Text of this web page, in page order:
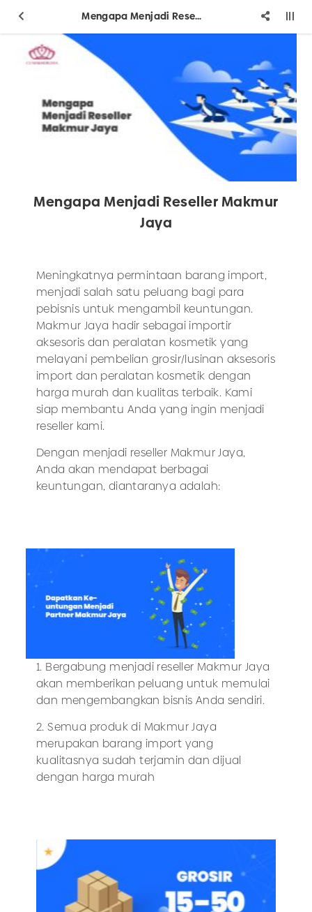
Mengapa Menjadi Reseller Makmur Jaya
Mengapa Menjadi Reseller Makmur
Jaya
Meningkatnya permintaan barang import,
menjadi salah satu peluang bagi para
pebisnis untuk mengambil keuntungan.
Makmur Jaya hadir sebagai importir
aksesoris dan peralatan kosmetik yang
melayani pembelian grosir/lusinan aksesoris
import dan peralatan kosmetik dengan
harga murah dan kualitas terbaik. Kami
siap membantu Anda yang ingin menjadi
reseller kami.
Dengan menjadi reseller Makmur Jaya,
Anda akan mendapat berbagai
keuntungan, diantaranya adalah:
1. Bergabung menjadi reseller Makmur Jaya
akan memberikan peluang untuk memulai
dan mengembangkan bisnis Anda sendiri.
2. Semua produk di Makmur Jaya
merupakan barang import yang
kualitasnya sudah terjamin dan dijual
dengan harga murah